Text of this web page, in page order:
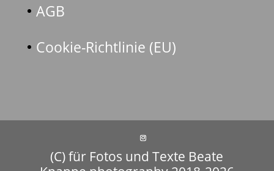
AGB
Cookie-Richtlinie (EU)
(C) für Fotos und Texte Beate